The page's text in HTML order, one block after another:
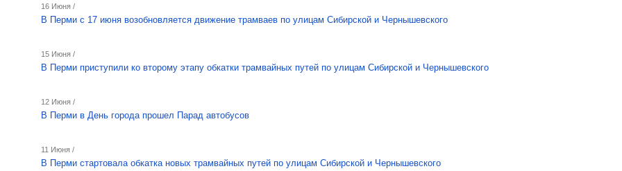
16 Июня /
В Перми с 17 июня возобновляется движение трамваев по улицам Сибирской и Чернышевского
15 Июня /
В Перми приступили ко второму этапу обкатки трамвайных путей по улицам Сибирской и Чернышевского
12 Июня /
В Перми в День города прошел Парад автобусов
11 Июня /
В Перми стартовала обкатка новых трамвайных путей по улицам Сибирской и Чернышевского